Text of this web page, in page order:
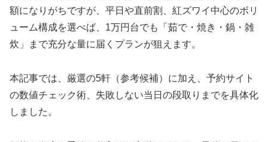
額になりがちですが、平日や直前割、紅ズワイ中心のボリ
ューム構成を選べば、1万円台でも「茹で・焼き・鍋・雑
炊」まで充分な量に届くプランが狙えます。
本記事では、厳選の5軒（参考候補）に加え、予約サイト
の数値チェック術、失敗しない当日の段取りまでを具体化
しました。